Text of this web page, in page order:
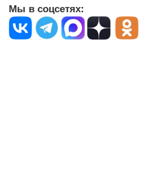
Мы в соцсетях: